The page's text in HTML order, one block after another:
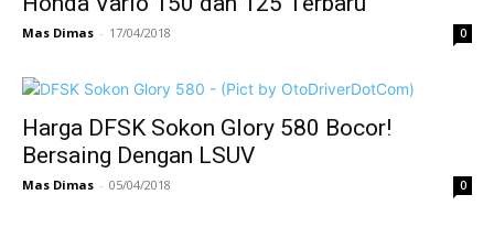
Mas Dimas - 17/04/2018 0
Harga DFSK Sokon Glory 580 Bocor!
Bersaing Dengan LSUV
Mas Dimas - 05/04/2018 0